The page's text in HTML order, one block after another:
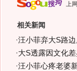
上
相关新闻
·汪小菲弃大S路
·大S透露因文化
·汪小菲心疼老婆